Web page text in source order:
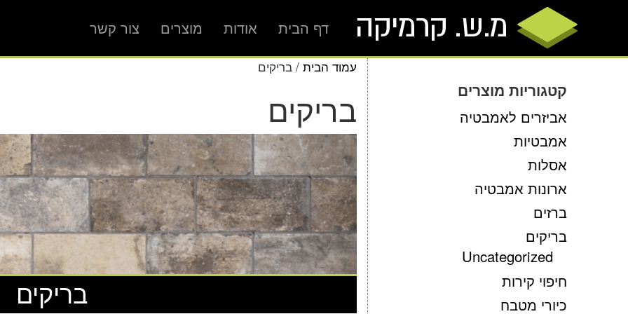
דף הבית אודות מוצרים צור קשר
עמוד הבית / בריקים
בריקים
בריקים
קטגוריות מוצרים
אביזרים לאמבטיה
אמבטיות
אסלות
ארונות אמבטיה
ברזים
בריקים
Uncategorized
חיפוי קירות
כיורי מטבח